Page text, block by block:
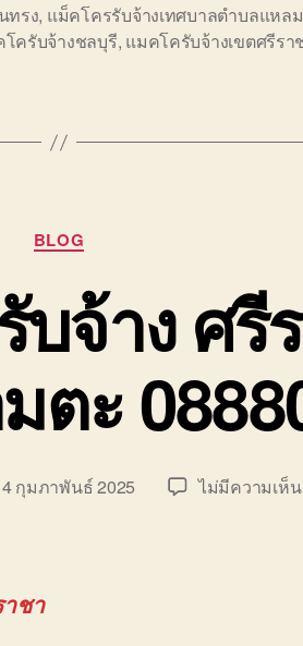
ทรง, แม็คโครรับจ้างเทศบาลตำบลแหล
ครับจ้างชลบุรี, แมคโครับจ้างเขตศรีรา
Categories
BLOG
จ้าง ศรี
ะ
กุมภาพันธ์ 2025 ไม่มีความเห็น
ชา